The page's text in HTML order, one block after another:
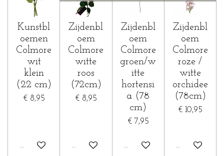
Kunstbl
oemen
Colmore
wit
klein
(22 cm)
€ 8,95
In winkelwagen
Zijdenbl
oem
Colmore
witte
roos
(72cm)
€ 8,95
Houd mij op de hoogte
Zijdenbl
oem
Colmore
groen/w
itte
hortensi
a (78
cm)
€ 7,95
Houd mij op de hoogte
Zijdenbl
oem
Colmore
roze /
witte
orchidee
(78cm)
€ 10,95
Houd mij op